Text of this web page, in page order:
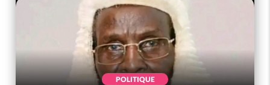
POLITIQUE